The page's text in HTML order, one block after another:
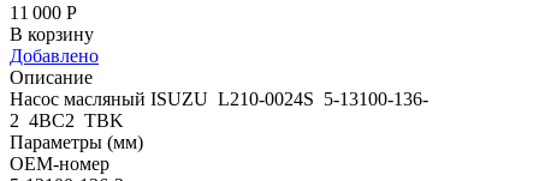
11 000 Р
В корзину
Добавлено
Описание
Насос масляный ISUZU L210-0024S 5-13100-136-
2 4BC2 TBK
Параметры (мм)
OEM-номер